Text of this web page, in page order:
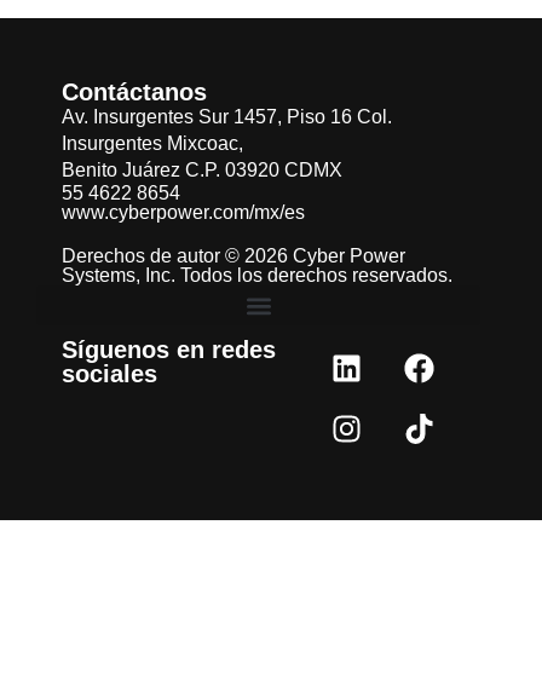
Contáctanos
Av. Insurgentes Sur 1457, Piso 16 Col.
Insurgentes Mixcoac,
Benito Juárez C.P. 03920 CDMX
55 4622 8654
www.cyberpower.com/mx/es
Derechos de autor © 2026 Cyber Power
Systems, Inc. Todos los derechos reservados.
Síguenos en redes
sociales